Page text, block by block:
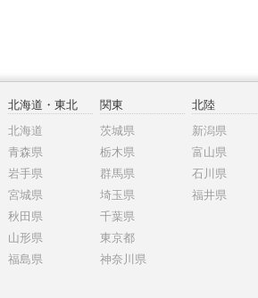
北海道・東北
北海道
青森県
岩手県
宮城県
秋田県
山形県
福島県
関東
茨城県
栃木県
群馬県
埼玉県
千葉県
東京都
神奈川県
北陸
新潟県
富山県
石川県
福井県